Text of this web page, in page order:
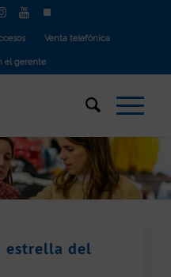
Venta telefónica
el gerente
estrella del